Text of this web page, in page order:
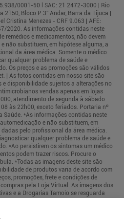
0001-50 l SAC: 21 2472-3000 | Rio
Bloco P 3° Andar, Barra da Tijuca |
Cristina Menezes - CRF 9.063 | AFE:
2020. As informações contidas neste
remédios e medicamentos, não devem
não substituem, em hipótese alguma, a
da área médica. Somente o médico
qualquer problema de saúde e
Os preços e as promoções são válidos
| As fotos contidas em nosso site são
e disponibilidade sujeitos a alterações no
vendas apenas em lojas
atendimento de segunda à sábado
às 22h00, exceto feriados. Portaria nº
*As informações contidas neste
e não substituem, em
pelo profissional da área médica.
qualquer problema de saúde e
*Ao persistirem os sintomas um médico
podem trazer riscos. Procure o
*Todas as imagens deste site são
de produtos varia de acordo com
promoções, frete e condições de
pela Loja Virtual. As imagens dos
e a Drogarias Tamoio se resguarda